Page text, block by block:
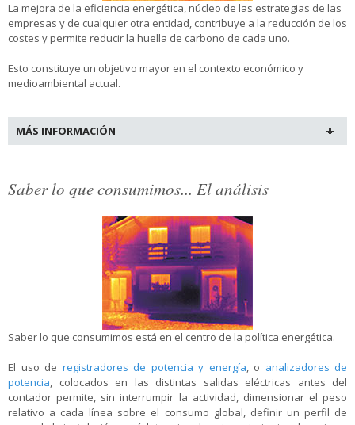
La mejora de la eficiencia energética, núcleo de las estrategias de las
empresas y de cualquier otra entidad, contribuye a la reducción de los
costes y permite reducir la huella de carbono de cada uno.
Esto constituye un objetivo mayor en el contexto económico y
medioambiental actual.
MÁS INFORMACIÓN
Saber lo que consumimos... El análisis
Saber lo que consumimos está en el centro de la política energética.
El uso de registradores de potencia y energía, o analizadores de
potencia, colocados en las distintas salidas eléctricas antes del
contador permite, sin interrumpir la actividad, dimensionar el peso
relativo a cada línea sobre el consumo global, definir un perfil de